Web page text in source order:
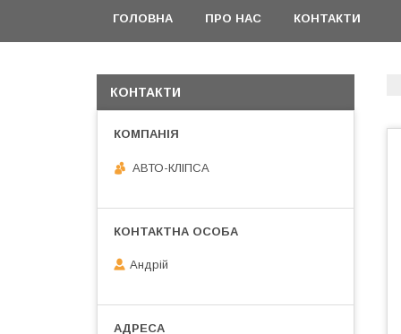
ГОЛОВНА ПРО НАС КОНТАКТИ
КОНТАКТИ
АВТО-КЛІПСА
Андрій